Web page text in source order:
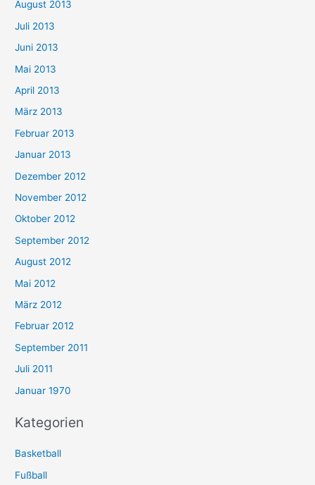
August 2013
Juli 2013
Juni 2013
Mai 2013
April 2013
März 2013
Februar 2013
Januar 2013
Dezember 2012
November 2012
Oktober 2012
September 2012
August 2012
Mai 2012
März 2012
Februar 2012
September 2011
Juli 2011
Januar 1970
Kategorien
Basketball
Fußball